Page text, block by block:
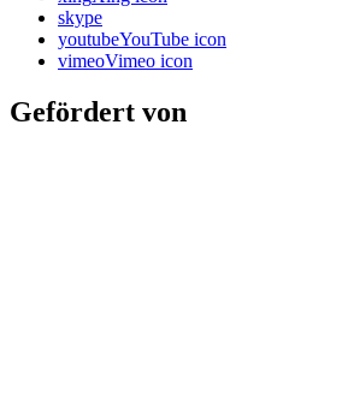
skype
youtubeYouTube icon
vimeoVimeo icon
Gefördert von